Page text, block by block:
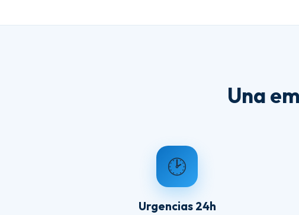
Una
🕑
Urgencias 24h